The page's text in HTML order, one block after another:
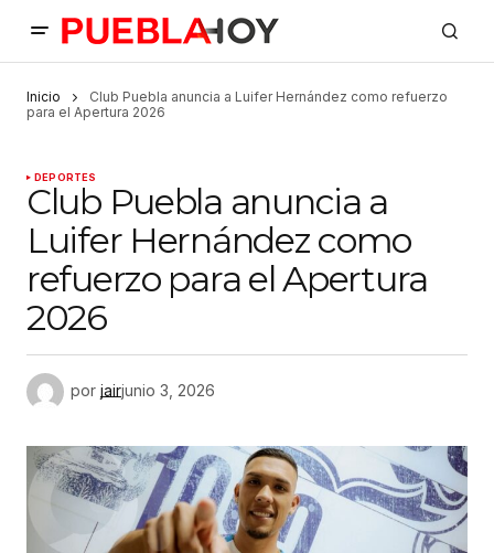
Inicio
Club Puebla anuncia a Luifer Hernández como refuerzo
para el Apertura 2026
DEPORTES
Club Puebla anuncia a
Luifer Hernández como
refuerzo para el Apertura
2026
por jairjunio 3, 2026